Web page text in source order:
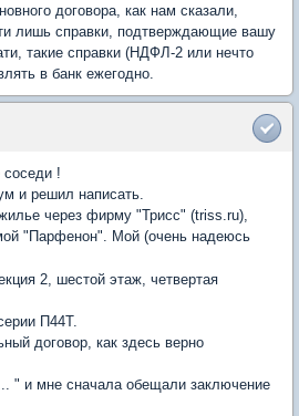
договора, как нам сказали,
лишь справки, подтверждающие вашу
такие справки (НДФЛ-2 или нечто
в банк ежегодно.
!
и решил написать.
через фирму "Трисс" (triss.ru),
"Парфенон". Мой (очень надеюсь
2, шестой этаж, четвертая
П44Т.
договор, как здесь верно
" и мне сначала обещали заключение